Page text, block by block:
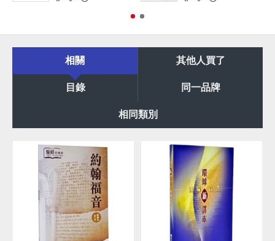
相關 其他人買了
目錄 同一品牌
相同類別